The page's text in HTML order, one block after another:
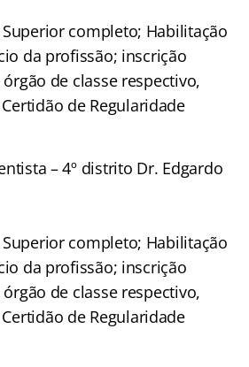
completo; Habilitação
da profissão; inscrição
de classe respectivo,
de Regularidade
– 4º distrito Dr. Edgardo
completo; Habilitação
da profissão; inscrição
de classe respectivo,
de Regularidade